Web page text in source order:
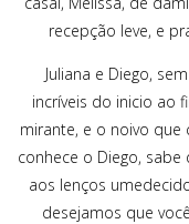
recepção leve, e
Juliana e Diego,
incríveis do inicio ao
mirante, e o noivo que
conhece o Diego, sabe
aos lenços
desejamos que